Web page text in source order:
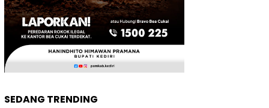
SEDANG TRENDING